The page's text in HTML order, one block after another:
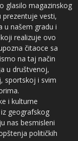
glasilo magazinskog
vesti,
u našem gradu i
realizuje ovo
čitaoce sa
na taj način
u društvenoj,
sportskoj i svim
i kulturne
geografskog
nas besmisleni
političkih